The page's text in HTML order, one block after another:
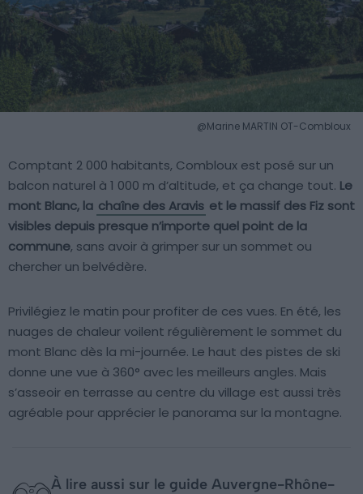
@Marine MARTIN OT-Combloux
Comptant 2 000 habitants, Combloux est posé sur un
balcon naturel à 1 000 m d’altitude, et ça change tout. Le
mont Blanc, la chaîne des Aravis et le massif des Fiz sont
visibles depuis presque n’importe quel point de la
commune, sans avoir à grimper sur un sommet ou
chercher un belvédère.
Privilégiez le matin pour profiter de ces vues. En été, les
nuages de chaleur voilent régulièrement le sommet du
mont Blanc dès la mi-journée. Le haut des pistes de ski
donne une vue à 360° avec les meilleurs angles. Mais
s’asseoir en terrasse au centre du village est aussi très
agréable pour apprécier le panorama sur la montagne.
À lire aussi sur le guide Auvergne-Rhône-